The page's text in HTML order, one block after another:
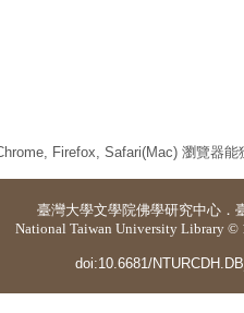
Firefox, Safari(Mac) 瀏覽器能
臺灣大學文學院佛學研究中心 ．
National Taiwan University Library ©
doi:10.6681/